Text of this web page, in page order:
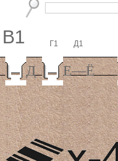
В1 Г1 Д1
Д Е—Ё